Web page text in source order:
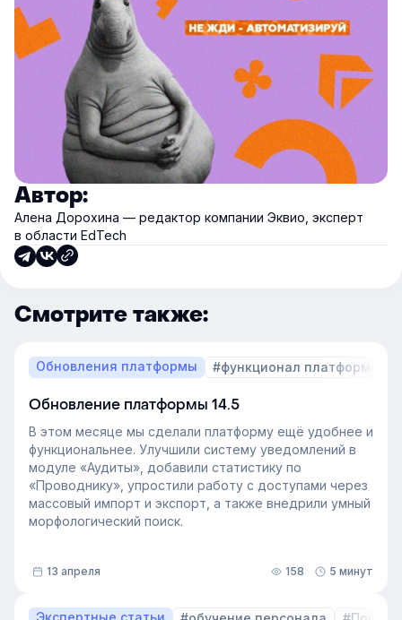
Автор:
Алена Дорохина — редактор компании Эквио, эксперт
в области EdTech
Смотрите также:
Обновления платформы #функционал платформы
Обновление платформы 14.5
В этом месяце мы сделали платформу ещё удобнее и
функциональнее. Улучшили систему уведомлений в
модуле «Аудиты», добавили статистику по
«Проводнику», упростили работу с доступами через
массовый импорт и экспорт, а также внедрили умный
морфологический поиск.
13 апреля 158 5 минут
Экспертные статьи